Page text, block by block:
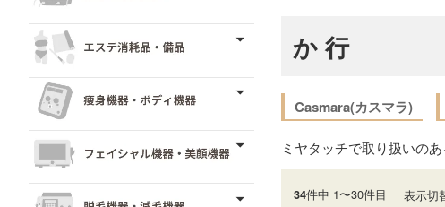
か 行
Casmara(カスマラ)
ミヤタッチで取り扱いの
34件中 1〜30件目 表示切